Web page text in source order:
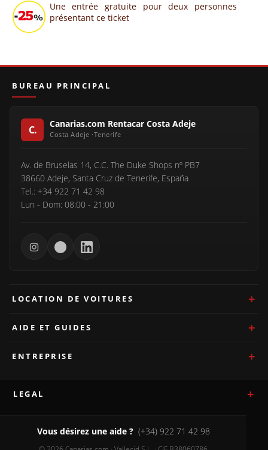
Une entrée gratuite pour deux personnes
présentant ce ticket
BUREAU PRINCIPAL
Canarias.com Rentacar Costa Adeje
Av. de Bruselas 14, C.C. The Duke Shops nº PB7
38660 Adeje, Santa Cruz de Tenerife, España
Tel.: +34 922 71 42 98
Lun - Dom: 08:00 - 21:00
LOCATION DE VOITURES
AIDE ET GUIDES
ENTREPRISE
LEGAL
Vous désirez une aide ? (+34) 922 71 42 98